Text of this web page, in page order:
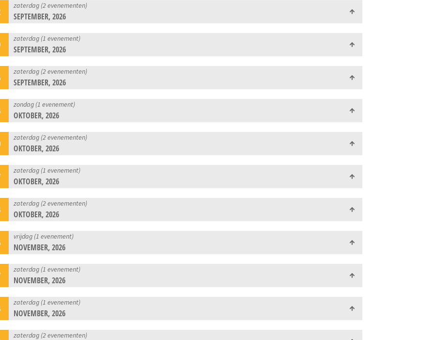
zaterdag (2 evenementen)
SEPTEMBER, 2026
zaterdag (1 evenement)
SEPTEMBER, 2026
zaterdag (2 evenementen)
SEPTEMBER, 2026
zondag (1 evenement)
OKTOBER, 2026
zaterdag (2 evenementen)
OKTOBER, 2026
zaterdag (1 evenement)
OKTOBER, 2026
zaterdag (2 evenementen)
OKTOBER, 2026
vrijdag (1 evenement)
NOVEMBER, 2026
zaterdag (1 evenement)
NOVEMBER, 2026
zaterdag (1 evenement)
NOVEMBER, 2026
zaterdag (2 evenementen)